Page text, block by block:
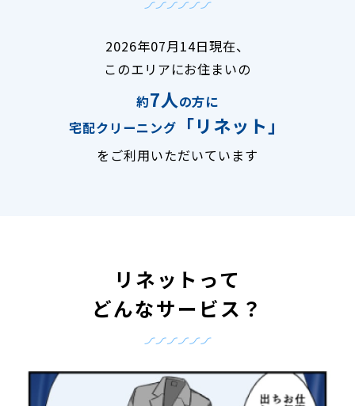
2026年07月14日現在、
このエリアにお住まいの
約7人の方に
宅配クリーニング
「リネット」
をご利用いただいています
リネットって
どんなサービス？